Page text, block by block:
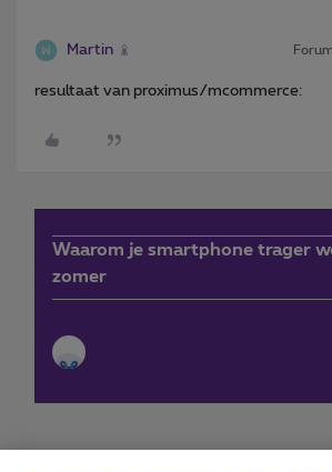
Martin
resultaat van proximus/mcommerce:
Waarom je smartphone trager
zomer